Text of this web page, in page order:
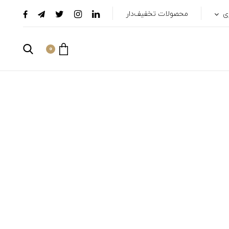
محصولات تخفیف‌دار
0